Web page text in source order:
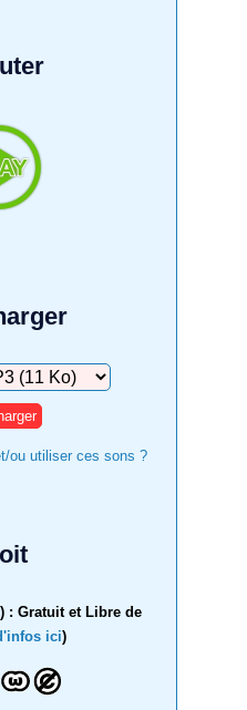
ou utiliser ces sons ?
: Gratuit et Libre de
ici)